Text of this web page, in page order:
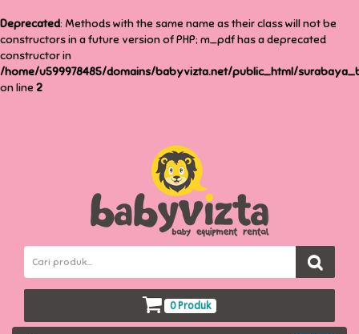
Deprecated: Methods with the same name as their class will not be
constructors in a future version of PHP; m_pdf has a deprecated
constructor in
/home/u599978485/domains/babyvizta.net/public_html/
on line 2
0 Produk